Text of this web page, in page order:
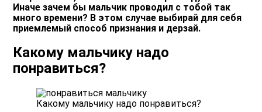
Иначе зачем бы мальчик проводил с тобой так
много времени? В этом случае выбирай для себя
приемлемый способ признания и дерзай.
Какому мальчику надо
понравиться?
Какому мальчику надо понравиться?